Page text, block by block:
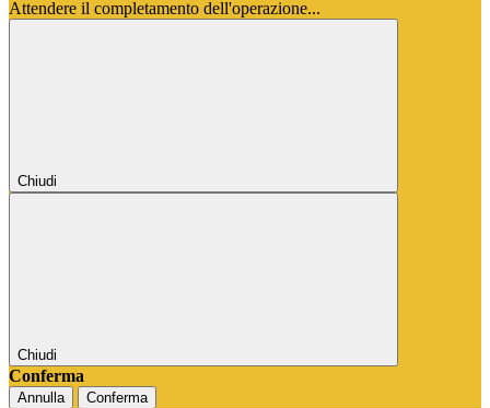
Attendere il completamento dell'operazione...
Chiudi
Chiudi
Conferma
Annulla Conferma